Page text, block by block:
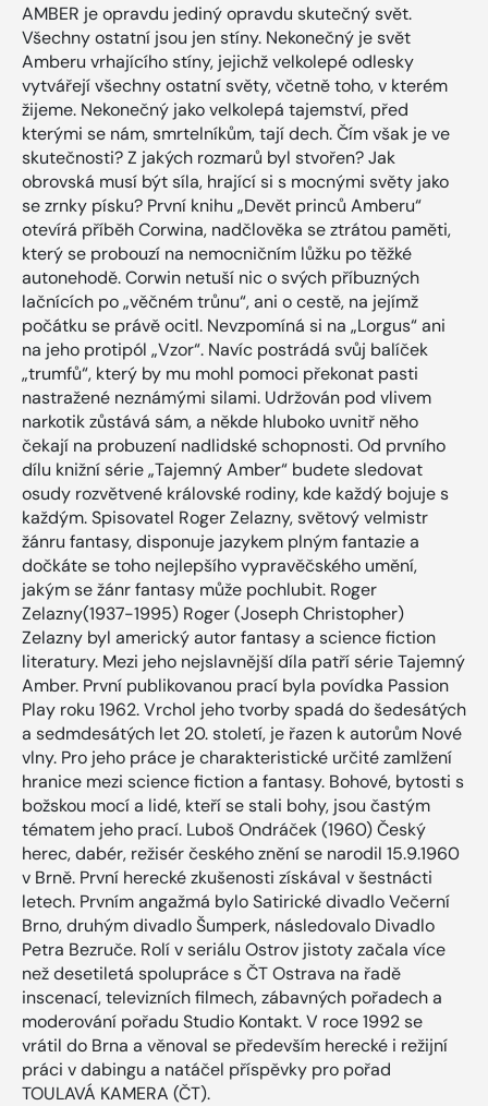
AMBER je opravdu jediný opravdu skutečný svět.
Všechny ostatní jsou jen stíny. Nekonečný je svět
Amberu vrhajícího stíny, jejichž velkolepé odlesky
vytvářejí všechny ostatní světy, včetně toho, v kterém
žijeme. Nekonečný jako velkolepá tajemství, před
kterými se nám, smrtelníkům, tají dech. Čím však je ve
skutečnosti? Z jakých rozmarů byl stvořen? Jak
obrovská musí být síla, hrající si s mocnými světy jako
se zrnky písku? První knihu „Devět princů Amberu“
otevírá příběh Corwina, nadčlověka se ztrátou paměti,
který se probouzí na nemocničním lůžku po těžké
autonehodě. Corwin netuší nic o svých příbuzných
lačnících po „věčném trůnu“, ani o cestě, na jejímž
počátku se právě ocitl. Nevzpomíná si na „Lorgus“ ani
na jeho protipól „Vzor“. Navíc postrádá svůj balíček
„trumfů“, který by mu mohl pomoci překonat pasti
nastražené neznámými silami. Udržován pod vlivem
narkotik zůstává sám, a někde hluboko uvnitř něho
čekají na probuzení nadlidské schopnosti. Od prvního
dílu knižní série „Tajemný Amber“ budete sledovat
osudy rozvětvené královské rodiny, kde každý bojuje s
každým. Spisovatel Roger Zelazny, světový velmistr
žánru fantasy, disponuje jazykem plným fantazie a
dočkáte se toho nejlepšího vypravěčského umění,
jakým se žánr fantasy může pochlubit. Roger
Zelazny(1937-1995) Roger (Joseph Christopher)
Zelazny byl americký autor fantasy a science fiction
literatury. Mezi jeho nejslavnější díla patří série Tajemný
Amber. První publikovanou prací byla povídka Passion
Play roku 1962. Vrchol jeho tvorby spadá do šedesátých
a sedmdesátých let 20. století, je řazen k autorům Nové
vlny. Pro jeho práce je charakteristické určité zamlžení
hranice mezi science fiction a fantasy. Bohové, bytosti s
božskou mocí a lidé, kteří se stali bohy, jsou častým
tématem jeho prací. Luboš Ondráček (1960) Český
herec, dabér, režisér českého znění se narodil 15.9.1960
v Brně. První herecké zkušenosti získával v šestnácti
letech. Prvním angažmá bylo Satirické divadlo Večerní
Brno, druhým divadlo Šumperk, následovalo Divadlo
Petra Bezruče. Rolí v seriálu Ostrov jistoty začala více
než desetiletá spolupráce s ČT Ostrava na řadě
inscenací, televizních filmech, zábavných pořadech a
moderování pořadu Studio Kontakt. V roce 1992 se
vrátil do Brna a věnoval se především herecké i režijní
práci v dabingu a natáčel příspěvky pro pořad
TOULAVÁ KAMERA (ČT).